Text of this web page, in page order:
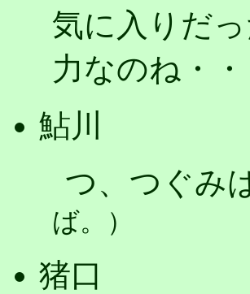
気に入りだ
力なのね・
鮎川
つ、つぐみ
ば。）
猪口